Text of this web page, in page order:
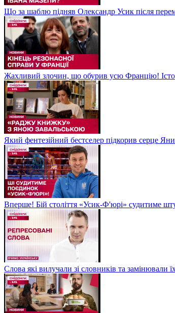
Що за шаблю підняв Олександр Усик після
Жахливий злочин, що обурив усю Францію!
Який фентезійний бестселер підкорив серце Яни
Вперше! Бій століття «Усик-Ф'юрі» судитиме
Слова які вилучали зі словників та замінювали